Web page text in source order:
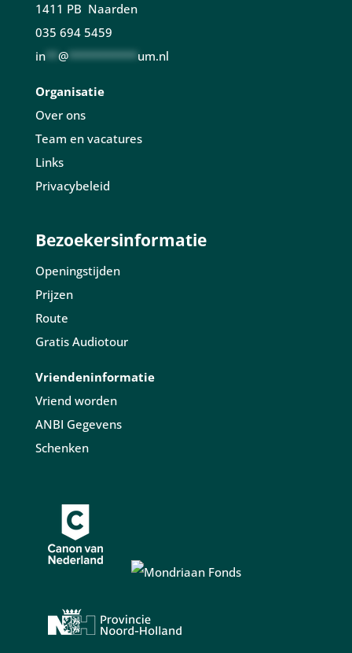
1411 PB Naarden
035 694 5459
in** @*********** um.nl
Organisatie
Over ons
Team en vacatures
Links
Privacybeleid
Bezoekersinformatie
Openingstijden
Prijzen
Route
Gratis Audiotour
Vriendeninformatie
Vriend worden
ANBI Gegevens
Schenken